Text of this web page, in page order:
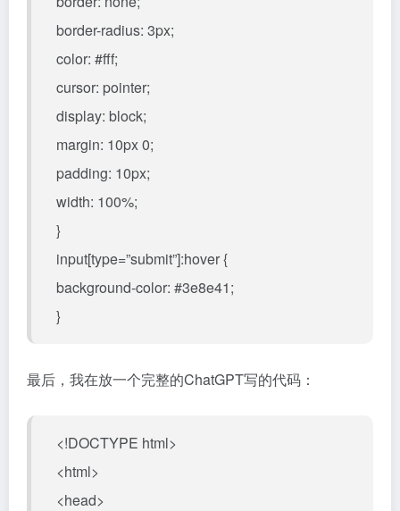
border-radius: 3px;
color: #fff;
cursor: pointer;
display: block;
margin: 10px 0;
padding: 10px;
width: 100%;
}
input[type=”submit”]:hover {
background-color: #3e8e41;
}
最后，我在放一个完整的ChatGPT写的代码：
<!DOCTYPE html>
<html>
<head>